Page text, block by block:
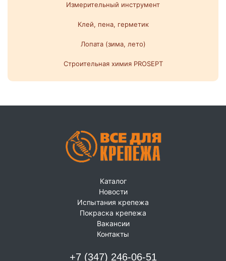
Измерительный инструмент
Клей, пена, герметик
Лопата (зима, лето)
Строительная химия PROSEPT
Каталог
Новости
Испытания крепежа
Покраска крепежа
Вакансии
Контакты
+7 (347) 246-06-51